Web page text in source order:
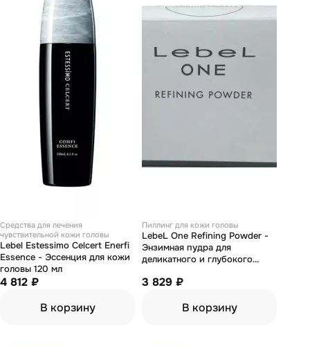
Средства для лечения
чувствительной кожи головы
Lebel Estessimo Celcert Enerfi
Essence - Эссенция для кожи
головы 120 мл
4 812 ₽
В корзину
Пиллинг для кожи головы
LebeL One Refining Powder -
Энзимная пудра для
деликатного и глубокого
3 829 ₽
В корзину